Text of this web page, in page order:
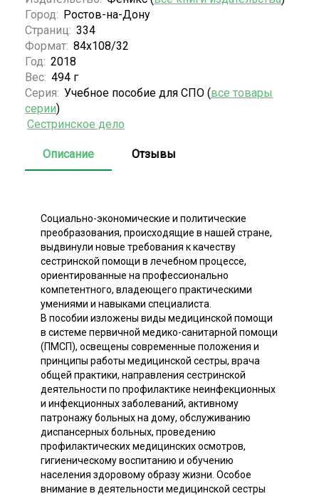
Город: Ростов-на-Дону
Страниц: 334
Формат: 84х108/32
Год: 2018
Вес: 494 г
Серия: Учебное пособие для СПО (все товары
серии)
Сестринское дело
Описание Отзывы
Социально-экономические и политические
преобразования, происходящие в нашей стране,
выдвинули новые требования к качеству
сестринской помощи в лечебном процессе,
ориентированные на профессионально
компетентного, владеющего практическими
умениями и навыками специалиста.
В пособии изложены виды медицинской помощи
в системе первичной медико-санитарной помощи
(ПМСП), освещены современные положения и
принципы работы медицинской сестры, врача
общей практики, направления сестринской
деятельности по профилактике неинфекционных
и инфекционных заболеваний, активному
патронажу больных на дому, обслуживанию
диспансерных больных, проведению
профилактических медицинских осмотров,
гигиеническому воспитанию и обучению
населения здоровому образу жизни. Особое
внимание в деятельности медицинской сестры